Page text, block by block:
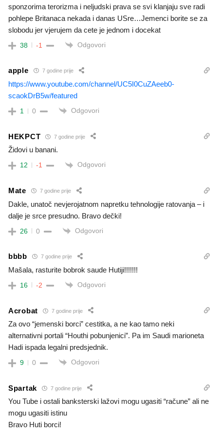
sponzorima terorizma i neljudski prava se svi klanjaju sve radi
pohlepe Britanaca nekada i danas USre…Jemenci borite se za
slobodu jer vjerujem da cete je jednom i docekat
38 -1 Odgovori
apple 7 godine prije
https://www.youtube.com/channel/UC5I0CuZAeeb0-
scaokDrB5w/featured
1 0 Odgovori
HEKPCT 7 godine prije
Židovi u banani.
12 -1 Odgovori
Mate 7 godine prije
Dakle, unatoč nevjerojatnom napretku tehnologije ratovanja – i
dalje je srce presudno. Bravo dečki!
26 0 Odgovori
bbbb 7 godine prije
Mašala, rasturite bobrok saude Hutiji!!!!!!!
16 -2 Odgovori
Acrobat 7 godine prije
Za ovo “jemenski borci” cestitka, a ne kao tamo neki
alternativni portali “Houthi pobunjenici”. Pa im Saudi marioneta
Hadi ispada legalni predsjednik.
9 0 Odgovori
Spartak 7 godine prije
You Tube i ostali banksterski lažovi mogu ugasiti “račune” ali ne
mogu ugasiti istinu
Bravo Huti borci!